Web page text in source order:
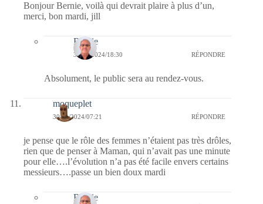
Bonjour Bernie, voilà qui devrait plaire à plus d’un,
merci, bon mardi, jill
Bernie
30/01/2024/18:30 RÉPONDRE
Absolument, le public sera au rendez-vous.
moqueplet
30/01/2024/07:21 RÉPONDRE
je pense que le rôle des femmes n’étaient pas très drôles,
rien que de penser à Maman, qui n’avait pas une minute
pour elle….l’évolution n’a pas été facile envers certains
messieurs….passe un bien doux mardi
Bernie